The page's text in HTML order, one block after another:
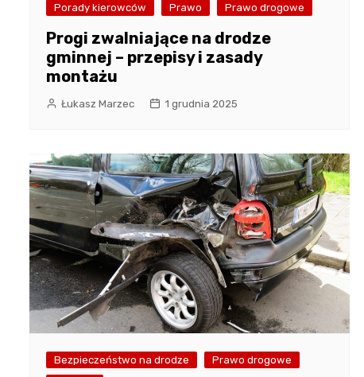
Porady kierowców
Prawo Prawo drogowe
Progi zwalniające na drodze
gminnej – przepisy i zasady
montażu
Łukasz Marzec 1 grudnia 2025
Bezpieczeństwo na drodze Prawo drogowe